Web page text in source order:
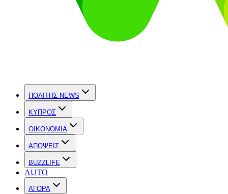
ΠΟΛΙΤΗΣ NEWS
ΚΥΠΡΟΣ
OIKONOMIA
ΑΠΟΨΕΙΣ
BUZZLIFE
AUTO
ΑΓΟΡΑ